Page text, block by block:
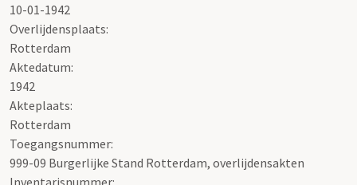
10-01-1942
Overlijdensplaats:
Rotterdam
Aktedatum:
1942
Akteplaats:
Rotterdam
Toegangsnummer:
999-09 Burgerlijke Stand Rotterdam, overlijdensakten
Inventarisnummer: